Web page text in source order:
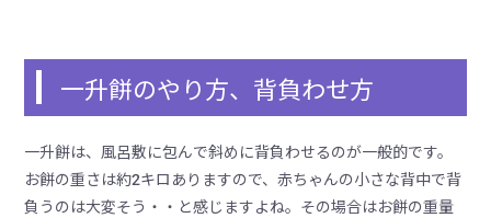
一升餅のやり方、背負わせ方
一升餅は、風呂敷に包んで斜めに背負わせるのが一般的です。
お餅の重さは約2キロありますので、赤ちゃんの小さな背中で背
負うのは大変そう・・と感じますよね。その場合はお餅の重量